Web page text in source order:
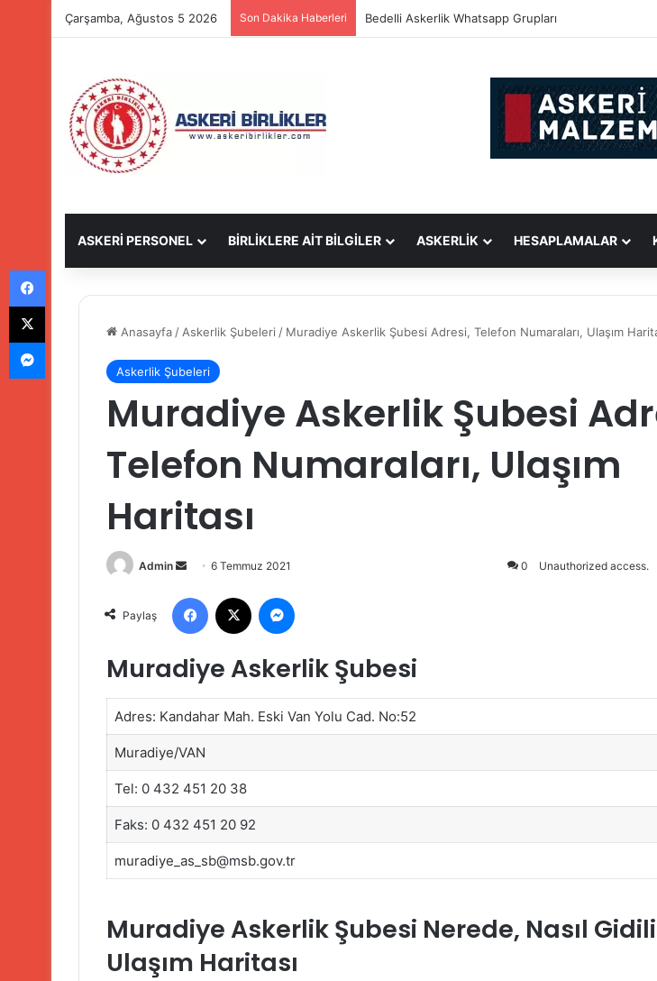
Çarşamba, Ağustos 5 2026 Son Dakika Haberleri Bedelli Askerlik Whatsapp Grupları
ASKERİ PERSONEL BİRLİKLERE AİT BİLGİLER ASKERLİK HESAPLAMALAR
Anasayfa / Askerlik Şubeleri / Muradiye Askerlik Şubesi Adresi, Telefon Numaraları, Ulaşım
Askerlik Şubeleri
Muradiye Askerlik Şubesi
Telefon Numaraları, Ulaşım
Haritası
Admin
Bir
posta
göndermek
6 Temmuz 2021 0 Unauthorized access.
Paylaş
Facebook
Muradiye Askerlik Şubesi
Adres: Kandahar Mah. Eski Van Yolu Cad. No:52
Muradiye/VAN
Tel: 0 432 451 20 38
Faks: 0 432 451 20 92
muradiye_as_sb@msb.gov.tr
Muradiye Askerlik Şubesi Nerede, Nasıl
Ulaşım Haritası
Facebook
X
Messenger